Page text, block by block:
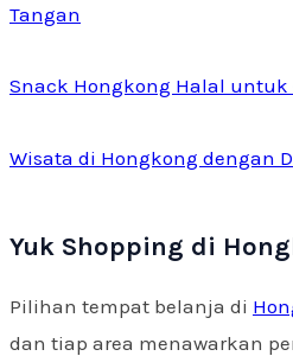
Tangan
Snack Hongkong Halal untuk
Wisata di Hongkong dengan
Yuk Shopping di
Pilihan tempat belanja di
dan tiap area menawarkan